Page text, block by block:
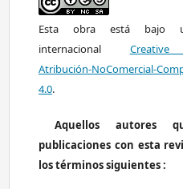
Esta obra está bajo
internacional
Atribución-NoComercial-
4.0.
Aquellos autores
publicaciones con esta
los términos siguientes :